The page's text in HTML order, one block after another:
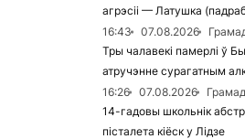
агрэсіі — Латушка
16:43
07.08.2026
Тры чалавекі памерлі ў
атручэнне сурагатным
16:26
07.08.2026
14-гадовы школьнік
пісталета кіёск у Лідзе